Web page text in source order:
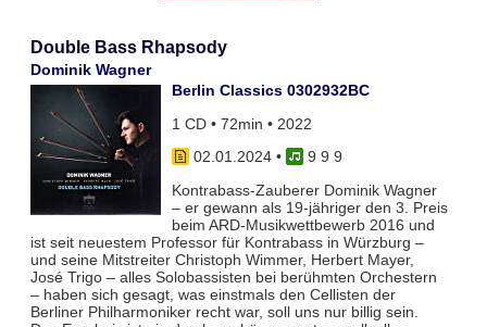
Double Bass Rhapsody
Dominik Wagner
Berlin Classics 0302932BC
1 CD • 72min • 2022
02.01.2024•
9 9 9
Kontrabass-Zauberer Dominik Wagner
– er gewann als 19-jähriger den 3. Preis
beim ARD-Musikwettbewerb 2016 und
ist seit neuestem Professor für Kontrabass in Würzburg –
und seine Mitstreiter Christoph Wimmer, Herbert Mayer,
José Trigo – alles Solobassisten bei berühmten Orchestern
– haben sich gesagt, was einstmals den Cellisten der
Berliner Philharmoniker recht war, soll uns nur billig sein.